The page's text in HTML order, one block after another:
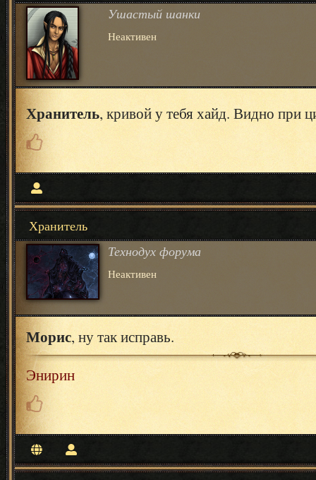
Ушастый шанки
Неактивен
Хранитель, кривой у тебя хайд. Видно при
Хранитель
Технодух форума
Неактивен
Морис, ну так исправь.
Энирин